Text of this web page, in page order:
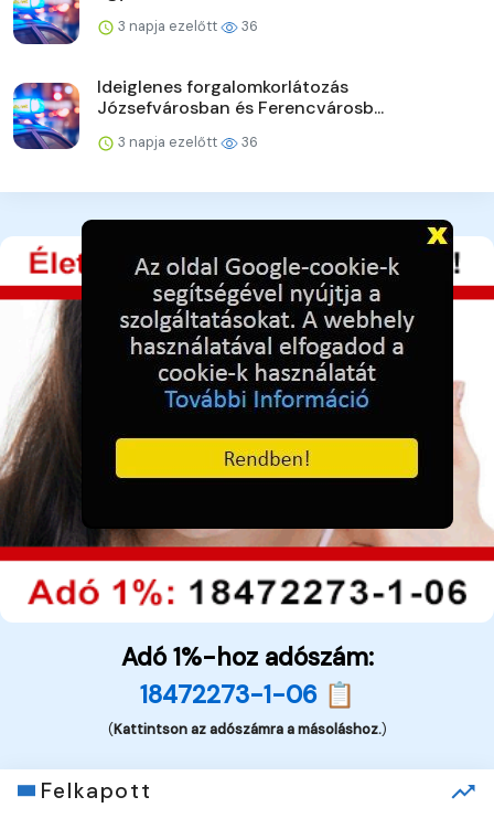
3 napja ezelőtt 36
Ideiglenes forgalomkorlátozás
Józsefvárosban és Ferencvárosb...
3 napja ezelőtt 36
Adó 1%-hoz adószám:
18472273-1-06 📋
(Kattintson az adószámra a másoláshoz.)
Felkapott